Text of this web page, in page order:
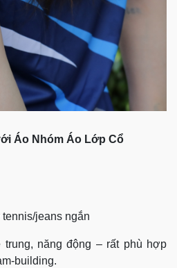
Áo Nhóm Áo Lớp Cổ
tennis/jeans ngắn
năng động – rất phù hợp
building.